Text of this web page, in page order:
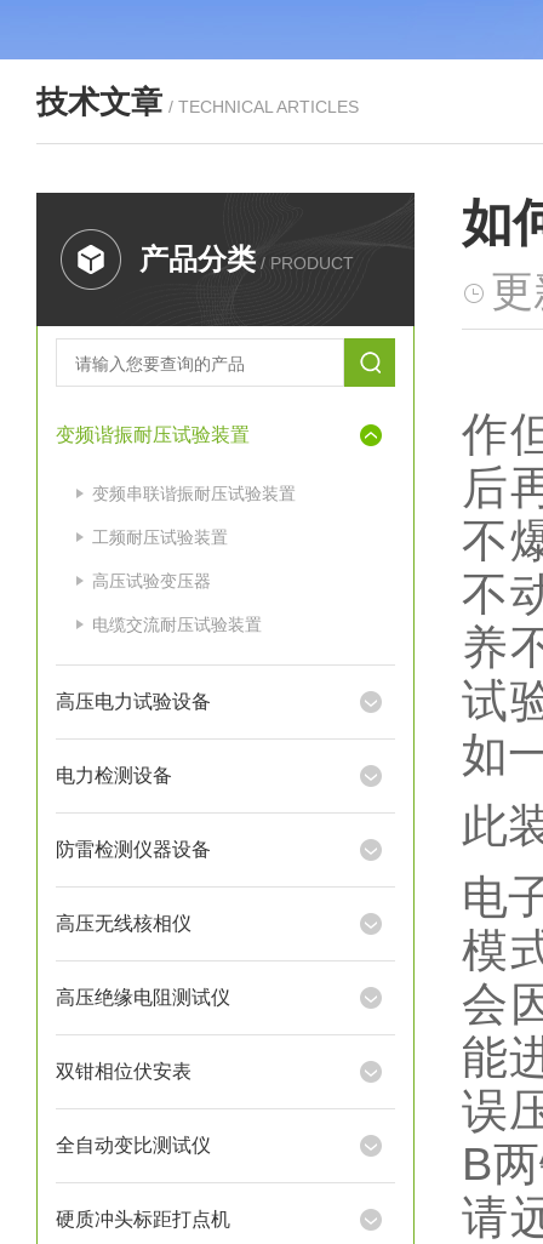
技术文章 / TECHNICAL ARTICLES
产品分类 / PRODUCT
变频谐振耐压试验装置
变频串联谐振耐压试验装置
工频耐压试验装置
高压试验变压器
电缆交流耐压试验装置
高压电力试验设备
电力检测设备
防雷检测仪器设备
高压无线核相仪
高压绝缘电阻测试仪
双钳相位伏安表
全自动变比测试仪
硬质冲头标距打点机
如
作
后
不
不
养
试
如
此
电
模
会
能
误
B
请